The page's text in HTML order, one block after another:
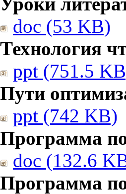
doc (53 KB)
Технология
ppt (751.5
Пути
ppt (742 KB)
Программа
doc (132.6
Программа